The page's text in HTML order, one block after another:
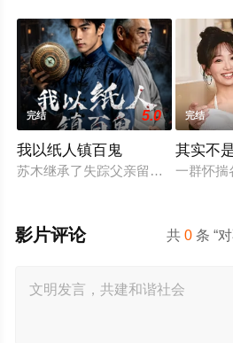
完结 5.0
我以纸人镇百鬼
苏木继承了失踪父亲留下的白事馆
完结
其实不
一群怀揣
共0 条 “
影片评论